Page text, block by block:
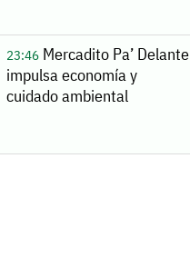
23:46Mercadito Pa’ Delante
impulsa economía y
cuidado ambiental